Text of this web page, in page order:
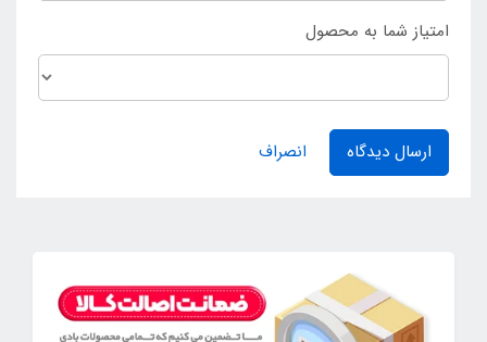
امتیاز شما به محصول
ارسال دیدگاه انصراف